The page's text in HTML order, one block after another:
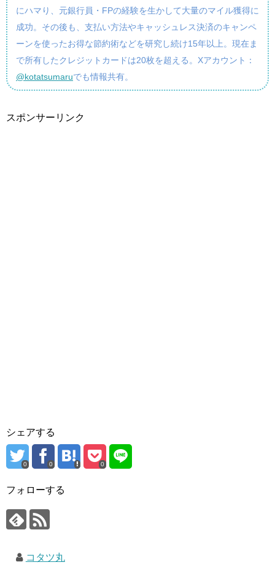
にハマり、元銀行員・FPの経験を生かして大量のマイル獲得に
成功。その後も、支払い方法やキャッシュレス決済のキャンペ
ーンを使ったお得な節約術などを研究し続け15年以上。現在ま
で所有したクレジットカードは20枚を超える。Xアカウント：
@kotatsumaruでも情報共有。
スポンサーリンク
シェアする
0 0 0
フォローする
コタツ丸